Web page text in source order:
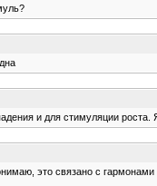
и для стимуляции
это связано с